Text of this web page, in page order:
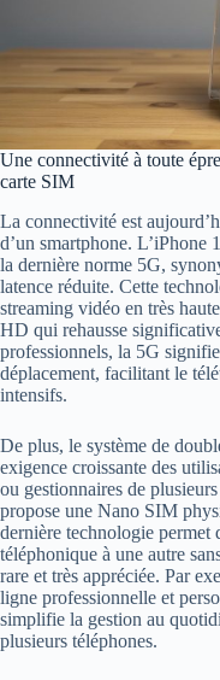
Une connectivité à toute
carte SIM
La connectivité est
d’un smartphone. L’iPhone
la dernière norme 5G,
latence réduite. Cette
streaming vidéo en très
HD qui rehausse
professionnels, la 5G
déplacement, facilitant le
intensifs.
De plus, le système de
exigence croissante des
ou gestionnaires de
propose une Nano SIM
dernière technologie permet
téléphonique à une autre
rare et très appréciée. Par
ligne professionnelle et
simplifie la gestion au
plusieurs téléphones.